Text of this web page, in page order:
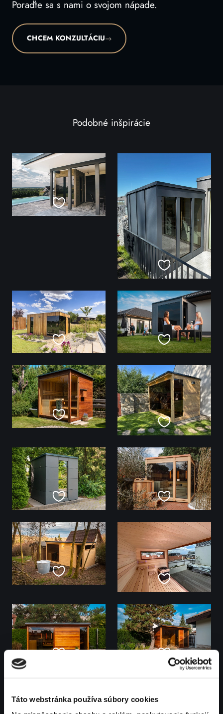
Táto webstránka používa súbory cookies
Poraďte sa s nami o svojom nápade.
CHCEM KONZULTÁCIU
Podobné inšpirácie